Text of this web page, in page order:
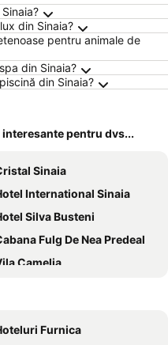
din Sinaia?
pentru animale de
din Sinaia?
din Sinaia?
pentru dvs...
Sinaia
International Sinaia
Silva Busteni
Fulg De Nea Predeal
Camelia
Iri Furnica